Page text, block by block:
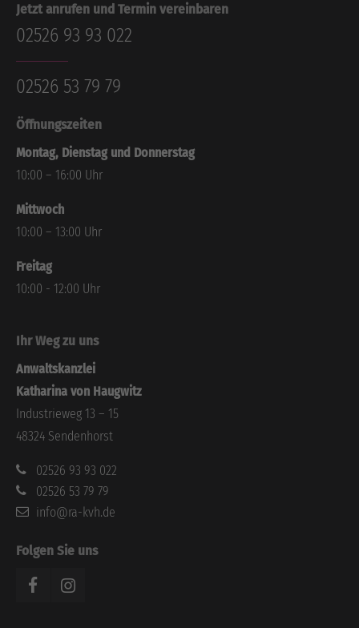
Jetzt anrufen und Termin vereinbaren
02526 93 93 022
02526 53 79 79
Öffnungszeiten
Montag, Dienstag und Donnerstag
10:00 – 16:00 Uhr
Mittwoch
10:00 – 13:00 Uhr
Freitag
10:00 - 12:00 Uhr
Ihr Weg zu uns
Anwaltskanzlei
Katharina von Haugwitz
Industrieweg 13 – 15
48324 Sendenhorst
02526 93 93 022
02526 53 79 79
info@ra-kvh.de
Folgen Sie uns